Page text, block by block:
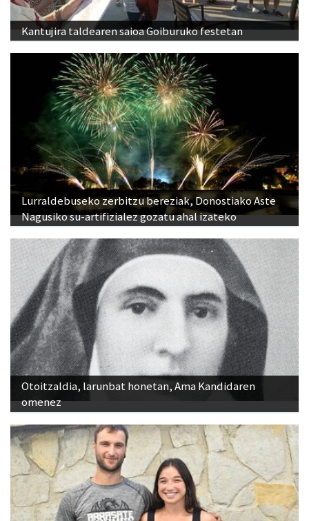
Kantujira taldearen saioa Goiburuko festetan
Lurraldebuseko zerbitzu bereziak, Donostiako Aste
Nagusiko su-artifizialez gozatu ahal izateko
Otoitzaldia, larunbat honetan, Ama Kandidaren
omenez